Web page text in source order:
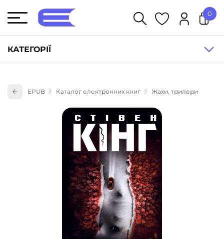
КАТЕГОРІЇ
Книги для дітей (836)
Книги для підлітків (240)
Науково-популярна література (1015)
Навчальна література та посібники (527)
Енциклопедії, довідники, словники (55)
Подарункові сертифікати (1)
0
EPUB Каталог електронних книг Жахи, трилери